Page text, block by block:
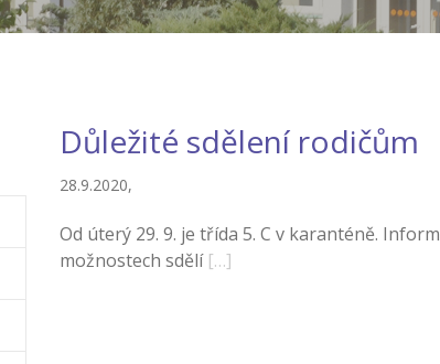
Důležité sdělení rodičům
28.9.2020,
Od úterý 29. 9. je třída 5. C v karanténě.
možnostech sdělí […]